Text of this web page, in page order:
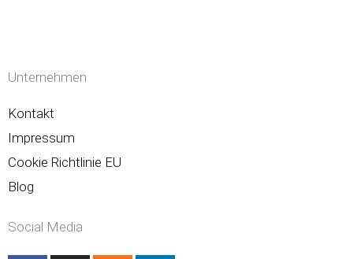
Unternehmen
Kontakt
Impressum
Cookie Richtlinie EU
Blog
Social Media